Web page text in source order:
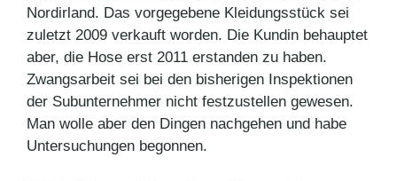
Nordirland. Das vorgegebene Kleidungsstück sei
zuletzt 2009 verkauft worden. Die Kundin behauptet
aber, die Hose erst 2011 erstanden zu haben.
Zwangsarbeit sei bei den bisherigen Inspektionen
der Subunternehmer nicht festzustellen gewesen.
Man wolle aber den Dingen nachgehen und habe
Untersuchungen begonnen.